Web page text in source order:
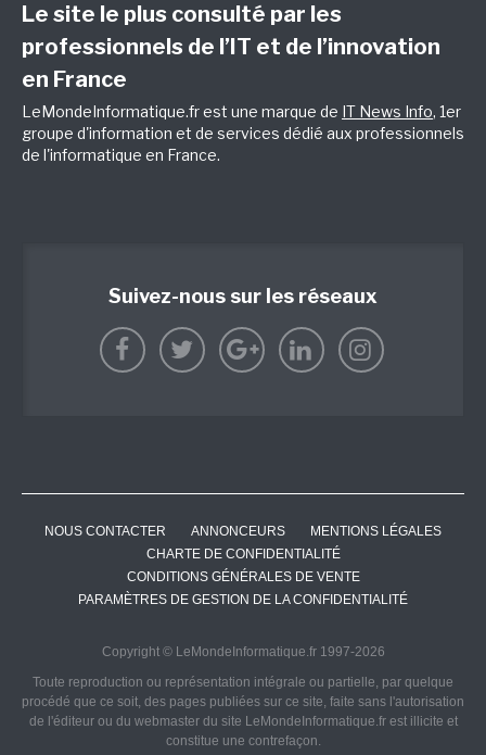
Le site le plus consulté par les
professionnels de l’IT et de l’innovation
en France
LeMondeInformatique.fr est une marque de IT News Info, 1er
groupe d'information et de services dédié aux professionnels
de l'informatique en France.
Suivez-nous sur les réseaux
NOUS CONTACTER ANNONCEURS
MENTIONS LÉGALES
CHARTE DE CONFIDENTIALITÉ
CONDITIONS GÉNÉRALES DE VENTE
PARAMÈTRES DE GESTION DE LA CONFIDENTIALITÉ
Copyright © LeMondeInformatique.fr 1997-2026
Toute reproduction ou représentation intégrale ou partielle, par quelque
procédé que ce soit, des pages publiées sur ce site, faite sans l'autorisation
de l'éditeur ou du webmaster du site LeMondeInformatique.fr est illicite et
constitue une contrefaçon.